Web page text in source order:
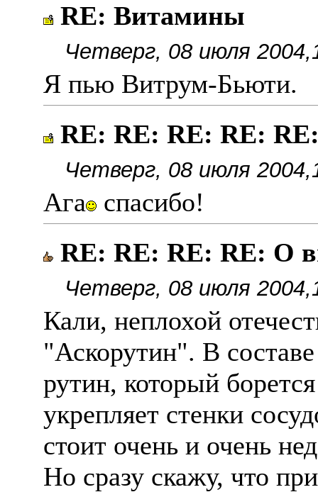
RE: Витамины
Четверг, 08 июля
Я пью Витрум-Бьюти.
RE: RE: RE: RE:
Четверг, 08 июля
Ага
спасибо!
RE: RE: RE: RE: О
Четверг, 08 июля
Кали, неплохой
"Аскорутин". В
рутин, который
укрепляет стенки
стоит очень и очень
Но сразу скажу, что